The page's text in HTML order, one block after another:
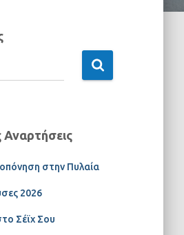
στην Πυλαία
2026
Σέϊχ Σου